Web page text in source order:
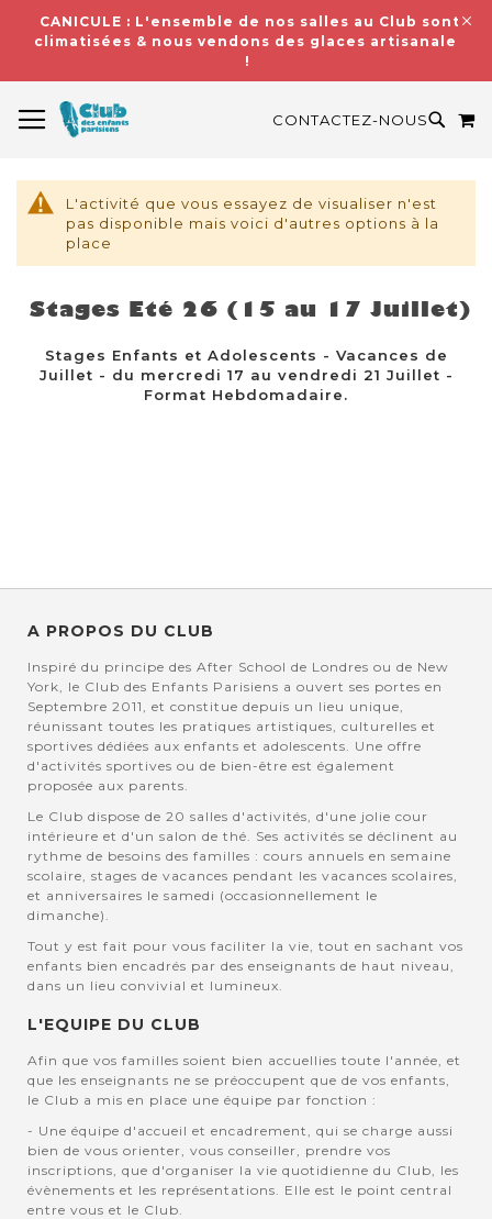
CANICULE : L'ensemble de nos salles au Club sont
climatisées & nous vendons des glaces artisanales
!
CONTACTEZ-NOUS
L'activité que vous essayez de visualiser n'est
pas disponible mais voici d'autres options à la
place
Stages Eté 26 (15 au 17 Juillet)
Stages Enfants et Adolescents - Vacances de
Juillet - du mercredi 17 au vendredi 21 Juillet -
Format Hebdomadaire.
A PROPOS DU CLUB
Inspiré du principe des After School de Londres ou de New
York, le Club des Enfants Parisiens a ouvert ses portes en
Septembre 2011, et constitue depuis un lieu unique,
réunissant toutes les pratiques artistiques, culturelles et
sportives dédiées aux enfants et adolescents. Une offre
d'activités sportives ou de bien-être est également
proposée aux parents.
Le Club dispose de 20 salles d'activités, d'une jolie cour
intérieure et d'un salon de thé. Ses activités se déclinent au
rythme de besoins des familles : cours annuels en semaine
scolaire, stages de vacances pendant les vacances scolaires,
et anniversaires le samedi (occasionnellement le
dimanche).
Tout y est fait pour vous faciliter la vie, tout en sachant vos
enfants bien encadrés par des enseignants de haut niveau,
dans un lieu convivial et lumineux.
L'EQUIPE DU CLUB
Afin que vos familles soient bien accuellies toute l'année, et
que les enseignants ne se préoccupent que de vos enfants,
le Club a mis en place une équipe par fonction :
- Une équipe d'accueil et encadrement, qui se charge aussi
bien de vous orienter, vous conseiller, prendre vos
inscriptions, que d'organiser la vie quotidienne du Club, les
évènements et les représentations. Elle est le point central
entre vous et le Club.